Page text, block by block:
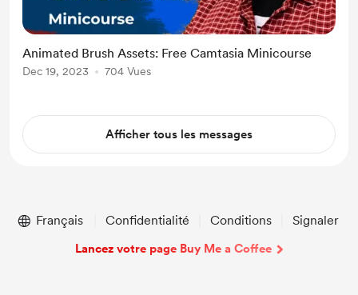
Animated Brush Assets: Free Camtasia Minicourse
Dec 19, 2023 704 Vues
Afficher tous les messages
Français Confidentialité Conditions Signaler
Lancez votre page Buy Me a Coffee